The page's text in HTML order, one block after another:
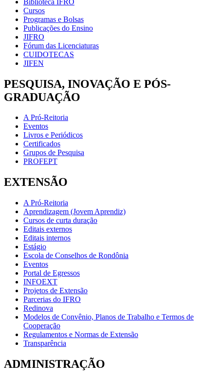
Cursos
Programas e Bolsas
Publicações do Ensino
JIFRO
Fórum das Licenciaturas
CUIDOTECAS
JIFEN
PESQUISA, INOVAÇÃO E PÓS-
GRADUAÇÃO
A Pró-Reitoria
Eventos
Livros e Periódicos
Certificados
Grupos de Pesquisa
PROFEPT
EXTENSÃO
A Pró-Reitoria
Aprendizagem (Jovem Aprendiz)
Cursos de curta duração
Editais externos
Editais internos
Estágio
Escola de Conselhos de Rondônia
Eventos
Portal de Egressos
INFOEXT
Projetos de Extensão
Parcerias do IFRO
Redinova
Modelos de Convênio, Planos de Trabalho e Termos de
Cooperação
Regulamentos e Normas de Extensão
Transparência
ADMINISTRAÇÃO